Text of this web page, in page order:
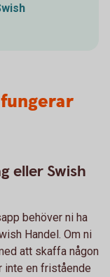
eller Swish
behöver ni ha
Handel. Om ni
att skaffa någon
inte en fristående